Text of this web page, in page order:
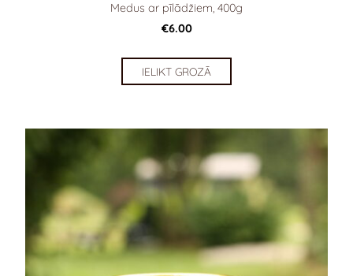
Medus ar pīlādžiem, 400g
€6.00
IELIKT GROZĀ